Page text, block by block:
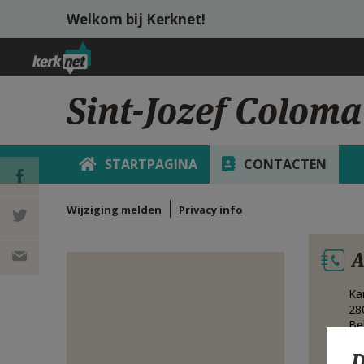
Overslaan en naar de inhoud gaan
Welkom bij Kerknet!
Sint-Jozef Coloma
STARTPAGINA CONTACTEN
Wijziging melden Privacy info
DEEL OP
FACEBOOK
DEEL OP